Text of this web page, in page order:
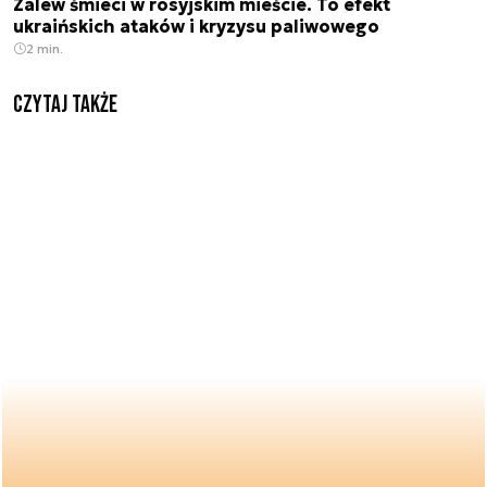
Zalew śmieci w rosyjskim mieście. To efekt
ukraińskich ataków i kryzysu paliwowego
2 min.
Czytaj także